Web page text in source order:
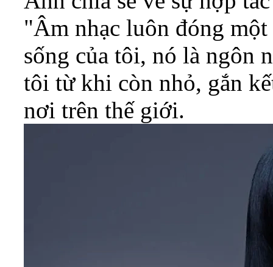
"Âm nhạc luôn đóng
sống của tôi, nó là ngôn
tôi từ khi còn nhỏ, gắn
nơi trên thế giới.